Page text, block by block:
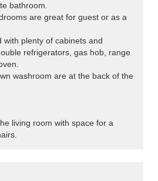
bathroom.
are great for guest or as a
with plenty of cabinets and
refrigerators, gas hob, range
washroom are at the back of the
living room with space for a